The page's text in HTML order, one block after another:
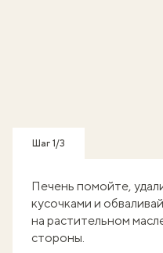
Шаг 1/3
Печень помойте,
кусочками и
на растительном
стороны.